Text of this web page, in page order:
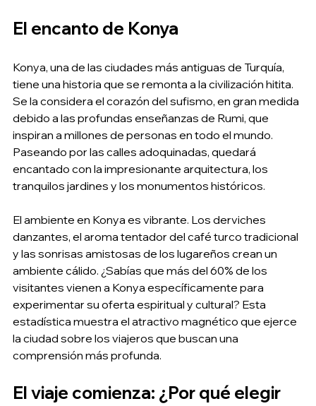
El encanto de Konya
Konya, una de las ciudades más antiguas de Turquía,
tiene una historia que se remonta a la civilización hitita.
Se la considera el corazón del sufismo, en gran medida
debido a las profundas enseñanzas de Rumi, que
inspiran a millones de personas en todo el mundo.
Paseando por las calles adoquinadas, quedará
encantado con la impresionante arquitectura, los
tranquilos jardines y los monumentos históricos.
El ambiente en Konya es vibrante. Los derviches
danzantes, el aroma tentador del café turco tradicional
y las sonrisas amistosas de los lugareños crean un
ambiente cálido. ¿Sabías que más del 60% de los
visitantes vienen a Konya específicamente para
experimentar su oferta espiritual y cultural? Esta
estadística muestra el atractivo magnético que ejerce
la ciudad sobre los viajeros que buscan una
comprensión más profunda.
El viaje comienza: ¿Por qué elegir